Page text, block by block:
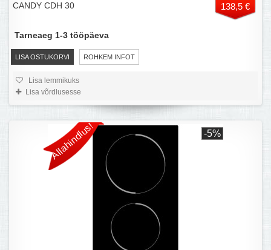
CANDY CDH 30 138,5 €
LISA OSTUKORVI ROHKEM INFOT
Tarneaeg 1-3 tööpäeva
Lisa lemmikuks
Lisa võrdlusesse
Allahindlus! -5%